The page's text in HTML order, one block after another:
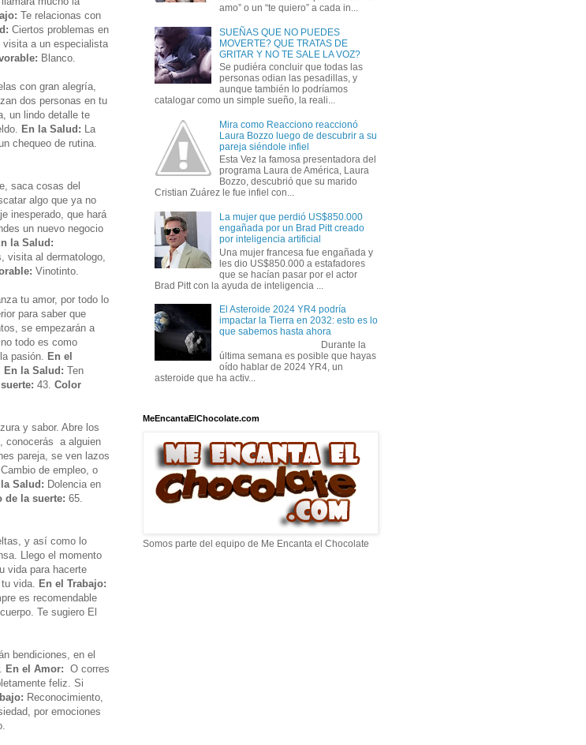
Te relacionas con
Ciertos problemas en
visita a un especialista
Blanco.
con gran alegría,
dos personas en tu
un lindo detalle te
En la Salud: La
chequeo de rutina.
saca cosas del
algo que ya no
inesperado, que hará
un nuevo negocio
la Salud:
visita al dermatologo,
Vinotinto.
tu amor, por todo lo
para saber que
se empezarán a
todo es como
pasión. En el
En la Salud: Ten
43. Color
y sabor. Abre los
conocerás a alguien
pareja, se ven lazos
Cambio de empleo, o
Salud: Dolencia en
de la suerte: 65.
y así como lo
Llego el momento
vida para hacerte
vida. En el Trabajo:
es recomendable
Te sugiero El
bendiciones, en el
En el Amor: O corres
feliz. Si
Reconocimiento,
por emociones
amo” o un “te quiero” a cada in...
SUEÑAS QUE NO PUEDES
MOVERTE? QUE TRATAS DE
GRITAR Y NO TE SALE LA VOZ?
Se pudiéra concluir que todas las
personas odian las pesadillas, y
aunque también lo podríamos
catalogar como un simple sueño, la reali...
Mira como Reacciono reaccionó
Laura Bozzo luego de descubrir a su
pareja siéndole infiel
Esta Vez la famosa presentadora del
programa Laura de América, Laura
Bozzo, descubrió que su marido
Cristian Zuárez le fue infiel con...
La mujer que perdió US$850.000
engañada por un Brad Pitt creado
por inteligencia artificial
Una mujer francesa fue engañada y
les dio US$850.000 a estafadores
que se hacían pasar por el actor
Brad Pitt con la ayuda de inteligencia ...
El Asteroide 2024 YR4 podría
impactar la Tierra en 2032: esto es lo
que sabemos hasta ahora
Durante la
última semana es posible que hayas
oído hablar de 2024 YR4, un
asteroide que ha activ...
MeEncantaElChocolate.com
Somos parte del equipo de Me Encanta el Chocolate